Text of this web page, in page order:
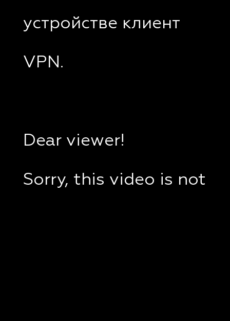
устройстве клиент
VPN.
Dear viewer!
Sorry, this video is not